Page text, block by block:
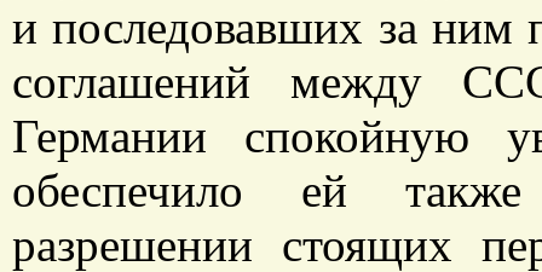
и последовавших за ним
соглашений между
Германии спокойную
обеспечило ей
разрешении стоящих